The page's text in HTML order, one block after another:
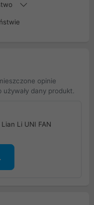
opinie
dany produkt.
Li UNI FAN